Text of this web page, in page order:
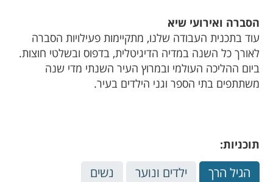
הסברה ואירועי שיא
עוד בתכנית העבודה שלנו, מתקיימות פעילויות הסברה
לאורך כל השנה במדיה הדיגיטלית, בדפוס ובשלטי חוצות.
ביום ההליכה העולמי ובמרוץ העיר השנתי מדי שנה
משתתפים בתי הספר וגני הילדים בעיר.
תוכניות:
הגיל הרך ילדים ונוער
נשים